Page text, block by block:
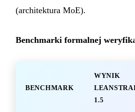
(architektura MoE).
Benchmarki formalnej
BENCHMARK
WYNIK
1.5